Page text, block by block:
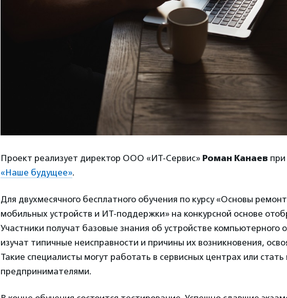
Проект реализует директор ООО «ИТ-Сервис» Роман Канаев
«Наше будущее».
Для двухмесячного бесплатного обучения по курсу «Основы
мобильных устройств и ИТ-поддержки» на конкурсной основе
Участники получат базовые знания об устройстве компьютерного
изучат типичные неисправности и причины их возникновения,
Такие специалисты могут работать в сервисных центрах или
предпринимателями.